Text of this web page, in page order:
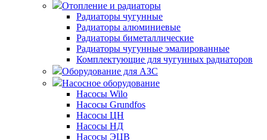
Отопление и радиаторы
Радиаторы чугунные
Радиаторы алюминиевые
Радиаторы биметаллические
Радиаторы чугунные эмалированные
Комплектующие для чугунных радиаторов
Оборудование для АЗС
Насосное оборудование
Насосы Wilo
Насосы Grundfos
Насосы ЦН
Насосы НД
Насосы ЭЦВ